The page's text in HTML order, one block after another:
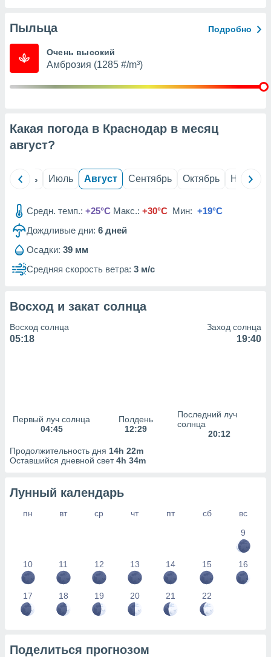
из
рекламы
сведения
Пыльца Подробно
Очень высокий
Амброзия (1285 #/m³)
Какая погода в Краснодар в месяц
август?
Июнь Июль Август Сентябрь Октябрь Ноябрь
Средн. темп.: +25°C Макс.: +30°C Мин: +19°C
Дождливые дни: 6 дней
Осадки: 39 мм
Средняя скорость ветра: 3 м/с
Восход и закат солнца
Восход солнца
05:18
Заход солнца
19:40
Первый луч солнца
04:45
Полдень
12:29
Последний луч
солнца
20:12
Продолжительность дня 14h 22m
Оставшийся дневной свет4h 34m
Лунный календарь
пн вт ср чт пт сб
вс
9
10 11 12 13 14 15 16
17 18 19 20 21 22
Поделиться прогнозом